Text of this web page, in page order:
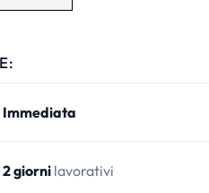
Immediata
2 giornilavorativi